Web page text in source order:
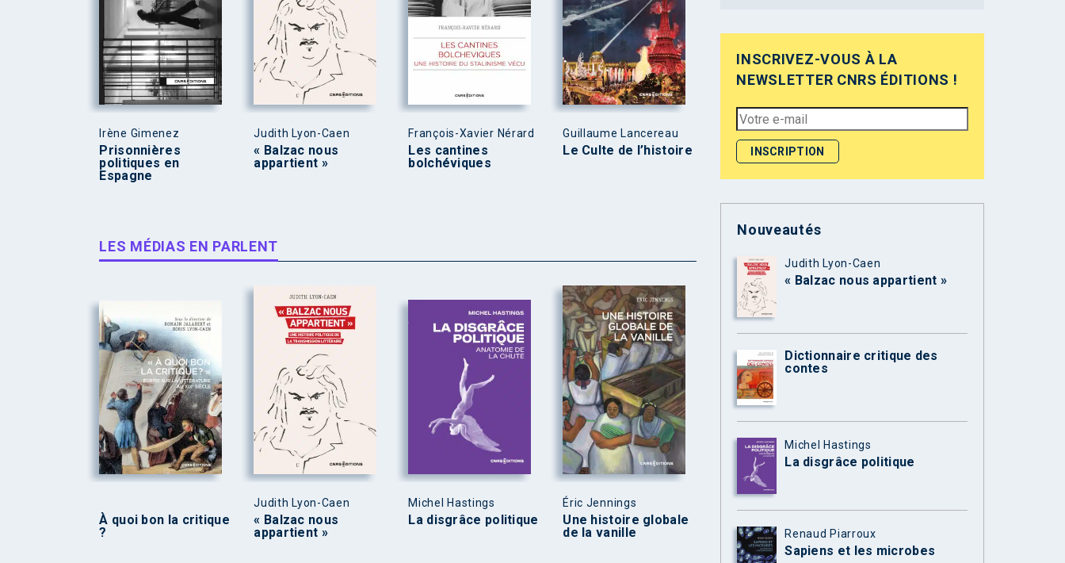
Irène Gimenez
Prisonnières
politiques en
Espagne
Judith Lyon-Caen
« Balzac nous
appartient »
François-Xavier Nérard
Les cantines
bolchéviques
Guillaume Lancereau
Le Culte de l’histoire
LES MÉDIAS EN PARLENT
À quoi bon la critique
?
Judith Lyon-Caen
« Balzac nous
appartient »
Michel Hastings
La disgrâce politique
Éric Jennings
Une histoire globale
de la vanille
INSCRIVEZ-VOUS À LA
NEWSLETTER CNRS ÉDITIONS !
Nouveautés
Judith Lyon-Caen
« Balzac nous appartient »
Dictionnaire critique des
contes
Michel Hastings
La disgrâce politique
Renaud Piarroux
Sapiens et les microbes